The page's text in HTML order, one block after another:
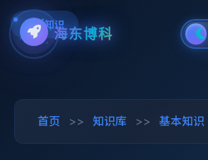
海东博科
首页 >> 知识库 >> 基本知识
基本知识